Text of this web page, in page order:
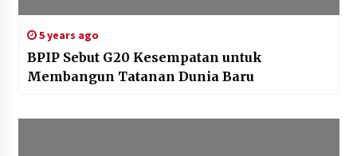
5 years ago
BPIP Sebut G20 Kesempatan untuk
Membangun Tatanan Dunia Baru